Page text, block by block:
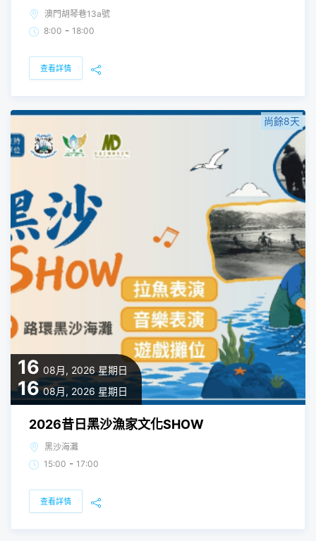
澳門胡琴巷13a號
8:00 - 18:00
查看詳情
16 08月, 2026 星期日
16 08月, 2026 星期日
尚餘8天
2026昔日黑沙漁家文化SHOW
黑沙海灘
15:00 - 17:00
查看詳情